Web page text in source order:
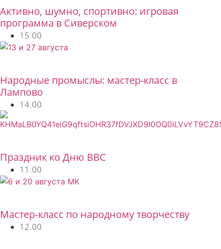
Активно, шумно, спортивно: игровая
программа в Сиверском
15.00
Народные промыслы: мастер-класс в
Лампово
14.00
Праздник ко Дню ВВС
11.00
Мастер-класс по народному творчеству
12.00